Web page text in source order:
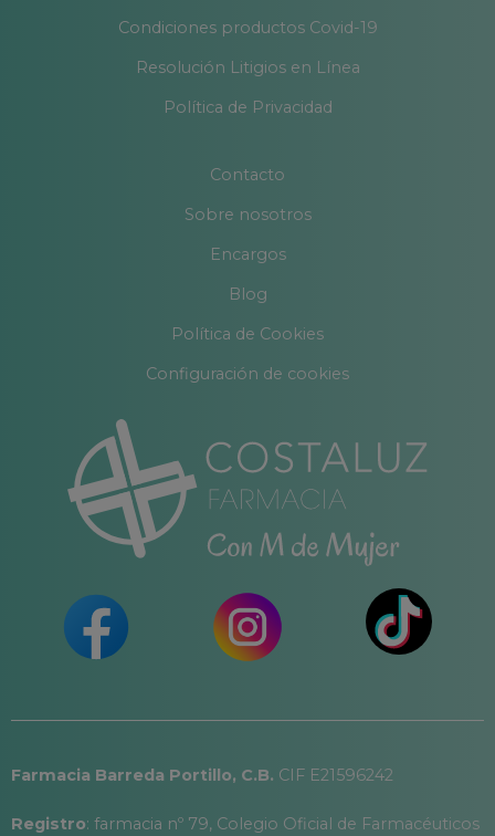
Condiciones productos Covid-19
Resolución Litigios en Línea
Política de Privacidad
Contacto
Sobre nosotros
Encargos
Blog
Política de Cookies
Configuración de cookies
Farmacia Barreda Portillo, C.B. CIF E21596242
Registro: farmacia nº 79, Colegio Oficial de Farmacéuticos